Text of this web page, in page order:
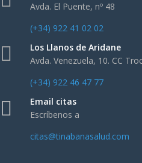
Avda. El Puente, nº 48
(+34) 922 41 02 02
Los Llanos de Aridane
Avda. Venezuela, 10. CC
(+34) 922 46 47 77
Email citas
Escríbenos a
citas@tinabanasalud.com